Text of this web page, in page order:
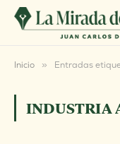
Inicio » Entradas
INDUSTRIA